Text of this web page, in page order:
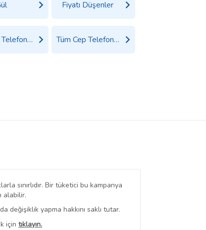
Fiyatı Düşenler
Tüm Cep Telefonu Aksesuarları Ürünleri Tüm Cep Telefonu Ürünleri Ürünleri
sınırlıdır. Bir tüketici bu kampanya
alabilir.
değişiklik yapma hakkını saklı tutar.
için tıklayın.